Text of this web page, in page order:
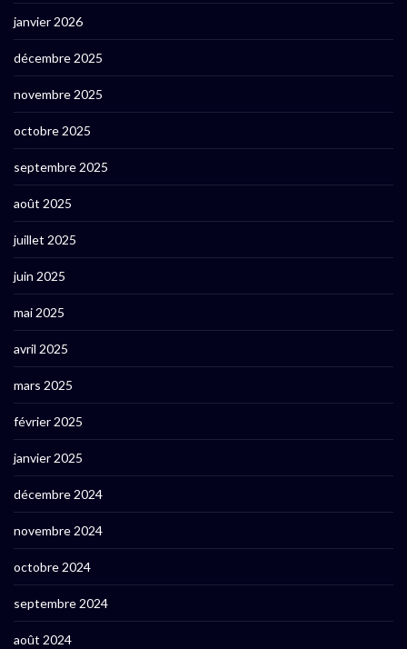
janvier 2026
décembre 2025
novembre 2025
octobre 2025
septembre 2025
août 2025
juillet 2025
juin 2025
mai 2025
avril 2025
mars 2025
février 2025
janvier 2025
décembre 2024
novembre 2024
octobre 2024
septembre 2024
août 2024